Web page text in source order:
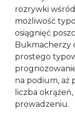
rozrywki wśród
możliwość
osiągnięć
Bukmacherzy
prostego
na podium, aż
liczba
prowadzeniu.